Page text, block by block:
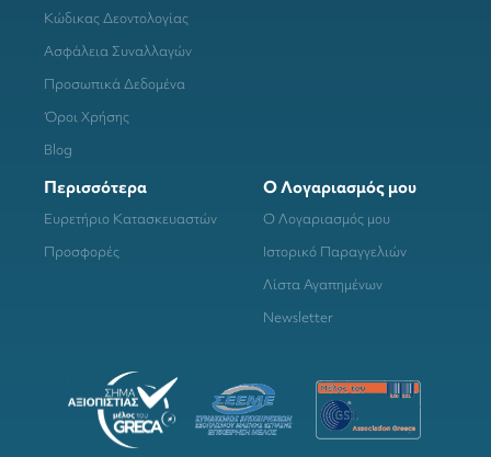
Κώδικας Δεοντολογίας
Ασφάλεια Συναλλαγών
Προσωπικά Δεδομένα
Όροι Χρήσης
Blog
Περισσότερα
Ευρετήριο Κατασκευαστών
Προσφορές
Ο Λογαριασμός μου
Ο Λογαριασμός μου
Ιστορικό Παραγγελιών
Λίστα Αγαπημένων
Newsletter